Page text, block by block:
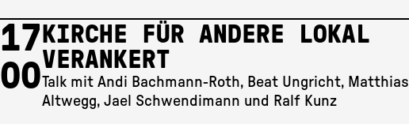
17
00
KIRCHE FÜR ANDERE LOKAL
VERANKERT
Talk mit Andi Bachmann-Roth, Beat Ungricht, Matthias
Altwegg, Jael Schwendimann und Ralf Kunz